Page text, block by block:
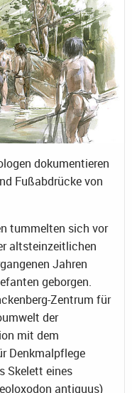
dokumentieren
Fußabdrücke von
tummelten sich vor
altsteinzeitlichen
Jahren
geborgen.
Zentrum für
der
mit dem
Denkmalpflege
Skelett eines
antiquus)